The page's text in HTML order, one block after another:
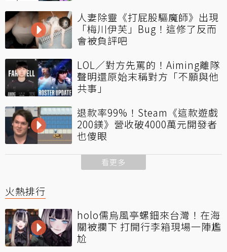
人妻除靈《打屁股驅魔師》出現
「梅川伊芙」Bug！這修了反而
會被負評吧
LOL／對方先罵的！Aiming離隊
聲明還原始末稱對方「不願與他
共事」
退款率99%！Steam《這款遊戲
200鎂》營收破4000萬元開發者
也傻眼
看更多
火熱排行
holo儒烏風亭螺鈿來台灣！在海
關被攔下 打開行李箱現場一陣尷
尬